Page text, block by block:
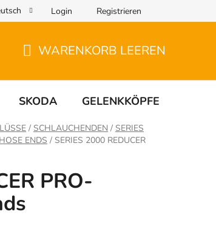
Login Registrieren
WARENKORB LEEREN
SKODA GELENKKÖPFE
/ SCHLAUCHENDEN / SERIES
ENDS / SERIES 2000 REDUCER
PRO-